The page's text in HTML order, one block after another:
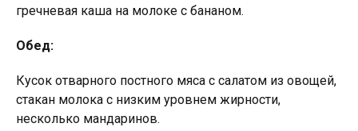
гречневая каша на молоке с бананом.
Обед:
Кусок отварного постного мяса с салатом из овощей,
стакан молока с низким уровнем жирности,
несколько мандаринов.